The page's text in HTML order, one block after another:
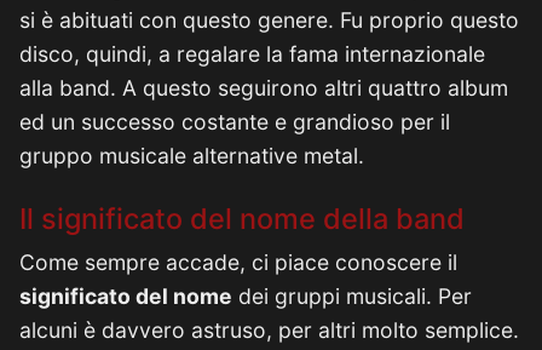
si è abituati con questo genere. Fu proprio questo
disco, quindi, a regalare la fama internazionale
alla band. A questo seguirono altri quattro album
ed un successo costante e grandioso per il
gruppo musicale alternative metal.
Il significato del nome della band
Come sempre accade, ci piace conoscere il
significato del nome dei gruppi musicali. Per
alcuni è davvero astruso, per altri molto semplice.